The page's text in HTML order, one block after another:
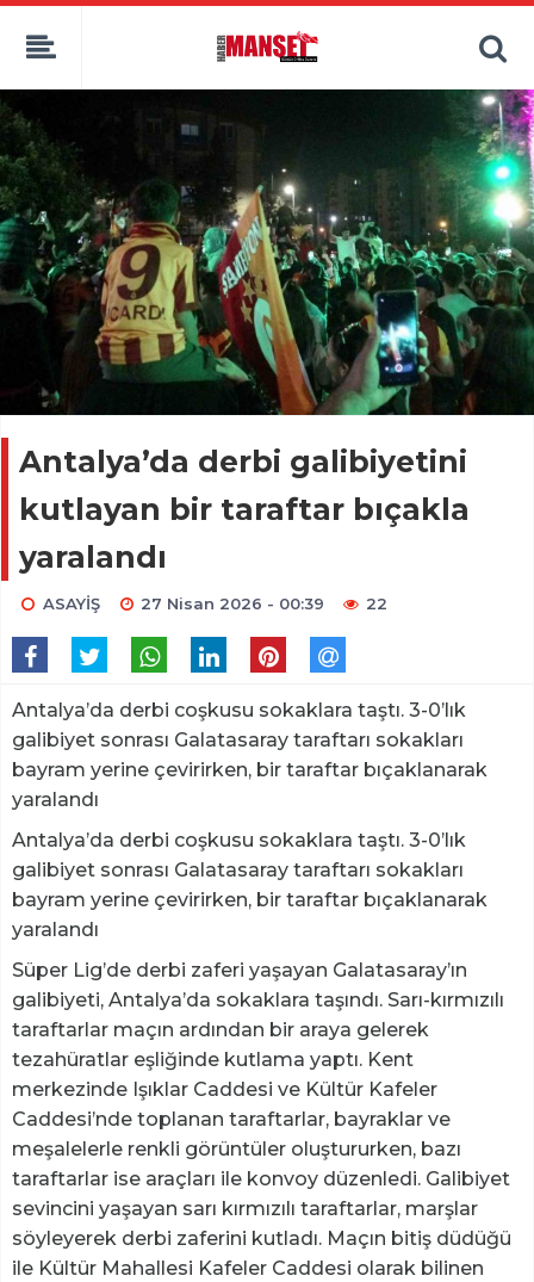
Antalya’da derbi galibiyetini
kutlayan bir taraftar bıçakla
yaralandı
ASAYİŞ 27 Nisan 2026 - 00:39 22
Antalya’da derbi coşkusu sokaklara taştı. 3-0’lık
galibiyet sonrası Galatasaray taraftarı sokakları
bayram yerine çevirirken, bir taraftar bıçaklanarak
yaralandı
Antalya’da derbi coşkusu sokaklara taştı. 3-0’lık
galibiyet sonrası Galatasaray taraftarı sokakları
bayram yerine çevirirken, bir taraftar bıçaklanarak
yaralandı
Süper Lig’de derbi zaferi yaşayan Galatasaray’ın
galibiyeti, Antalya’da sokaklara taşındı. Sarı-kırmızılı
taraftarlar maçın ardından bir araya gelerek
tezahüratlar eşliğinde kutlama yaptı. Kent
merkezinde Işıklar Caddesi ve Kültür Kafeler
Caddesi’nde toplanan taraftarlar, bayraklar ve
meşalelerle renkli görüntüler oluştururken, bazı
taraftarlar ise araçları ile konvoy düzenledi. Galibiyet
sevincini yaşayan sarı kırmızılı taraftarlar, marşlar
söyleyerek derbi zaferini kutladı. Maçın bitiş düdüğü
ile Kültür Mahallesi Kafeler Caddesi olarak bilinen